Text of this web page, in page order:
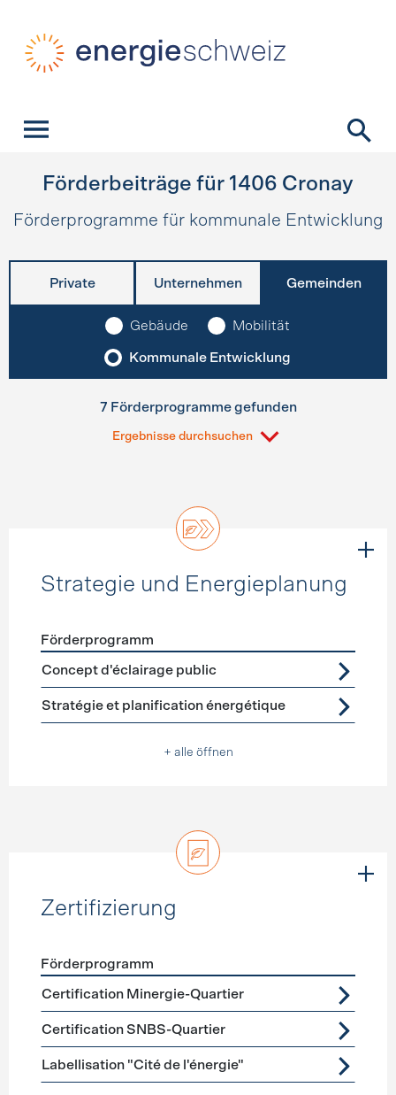
Förderbeiträge für 1406 Cronay
Förderprogramme für kommunale Entwicklung
Private Unternehmen Gemeinden
Gebäude Mobilität
Kommunale Entwicklung
7 Förderprogramme gefunden
Ergebnisse durchsuchen
Strategie und Energieplanung
Förderprogramme Strategie und Energieplanung
Förderprogramm
Concept d'éclairage public
Stratégie et planification énergétique
+ alle öffnen
Zertifizierung
Förderprogramme Zertifizierung
Förderprogramm
Certification Minergie-Quartier
Certification SNBS-Quartier
Labellisation "Cité de l'énergie"